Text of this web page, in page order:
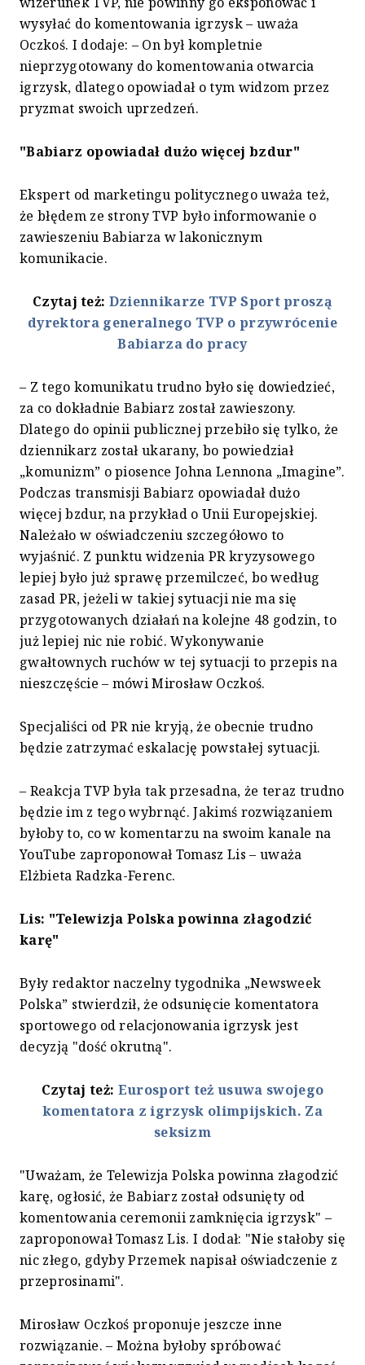
wysyłać do komentowania igrzysk – uważa
Oczkoś. I dodaje: – On był kompletnie
nieprzygotowany do komentowania otwarcia
igrzysk, dlatego opowiadał o tym widzom przez
pryzmat swoich uprzedzeń.
"Babiarz opowiadał dużo więcej bzdur"
Ekspert od marketingu politycznego uważa też,
że błędem ze strony TVP było informowanie o
zawieszeniu Babiarza w lakonicznym
komunikacie.
Czytaj też: Dziennikarze TVP Sport proszą
dyrektora generalnego TVP o przywrócenie
Babiarza do pracy
– Z tego komunikatu trudno było się dowiedzieć,
za co dokładnie Babiarz został zawieszony.
Dlatego do opinii publicznej przebiło się tylko, że
dziennikarz został ukarany, bo powiedział
„komunizm” o piosence Johna Lennona „Imagine”.
Podczas transmisji Babiarz opowiadał dużo
więcej bzdur, na przykład o Unii Europejskiej.
Należało w oświadczeniu szczegółowo to
wyjaśnić. Z punktu widzenia PR kryzysowego
lepiej było już sprawę przemilczeć, bo według
zasad PR, jeżeli w takiej sytuacji nie ma się
przygotowanych działań na kolejne 48 godzin, to
już lepiej nic nie robić. Wykonywanie
gwałtownych ruchów w tej sytuacji to przepis na
nieszczęście – mówi Mirosław Oczkoś.
Specjaliści od PR nie kryją, że obecnie trudno
będzie zatrzymać eskalację powstałej sytuacji.
– Reakcja TVP była tak przesadna, że teraz trudno
będzie im z tego wybrnąć. Jakimś rozwiązaniem
byłoby to, co w komentarzu na swoim kanale na
YouTube zaproponował Tomasz Lis – uważa
Elżbieta Radzka-Ferenc.
Lis: "Telewizja Polska powinna złagodzić
karę"
Były redaktor naczelny tygodnika „Newsweek
Polska” stwierdził, że odsunięcie komentatora
sportowego od relacjonowania igrzysk jest
decyzją "dość okrutną".
Czytaj też: Eurosport też usuwa swojego
komentatora z igrzysk olimpijskich. Za
seksizm
"Uważam, że Telewizja Polska powinna złagodzić
karę, ogłosić, że Babiarz został odsunięty od
komentowania ceremonii zamknięcia igrzysk" –
zaproponował Tomasz Lis. I dodał: "Nie stałoby się
nic złego, gdyby Przemek napisał oświadczenie z
przeprosinami".
Mirosław Oczkoś proponuje jeszcze inne
rozwiązanie. – Można byłoby spróbować